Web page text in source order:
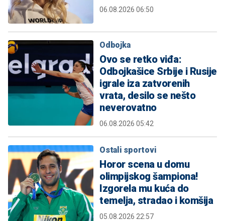
06.08.2026 06:50
Odbojka
Ovo se retko viđa:
Odbojkašice Srbije i Rusije
igrale iza zatvorenih
vrata, desilo se nešto
neverovatno
06.08.2026 05:42
Ostali sportovi
Horor scena u domu
olimpijskog šampiona!
Izgorela mu kuća do
temelja, stradao i komšija
05.08.2026 22:57